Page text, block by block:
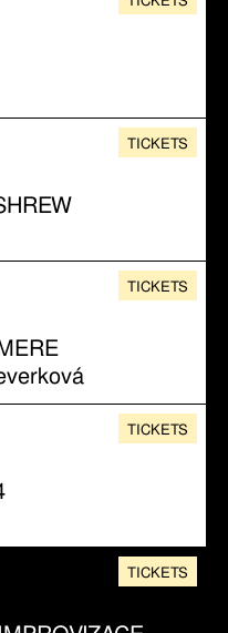
TICKETS
TICKETS
TICKETS
TICKETS